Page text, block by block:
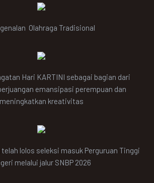
Olahraga Tradisional
Hari KARTINI sebagai bagian dari
emansipasi perempuan dan
meningkatkan kreativitas
lolos seleksi masuk Perguruan Tinggi
melalui jalur SNBP 2026